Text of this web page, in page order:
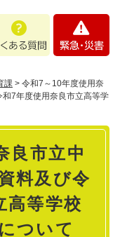
・
課 > 令和7～10年度使用奈
7年度使用奈良市立高等学
良市立中
料及び令
高等学校
ついて